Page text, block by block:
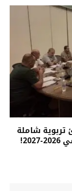
تربوية شاملة